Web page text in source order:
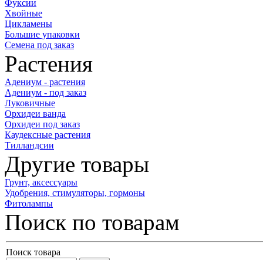
Фуксии
Хвойные
Цикламены
Большие упаковки
Семена под заказ
Растения
Адениум - растения
Адениум - под заказ
Луковичные
Орхидеи ванда
Орхидеи под заказ
Каудексные растения
Тилландсии
Другие товары
Грунт, аксессуары
Удобрения, стимуляторы, гормоны
Фитолампы
Поиск по товарам
Поиск товара